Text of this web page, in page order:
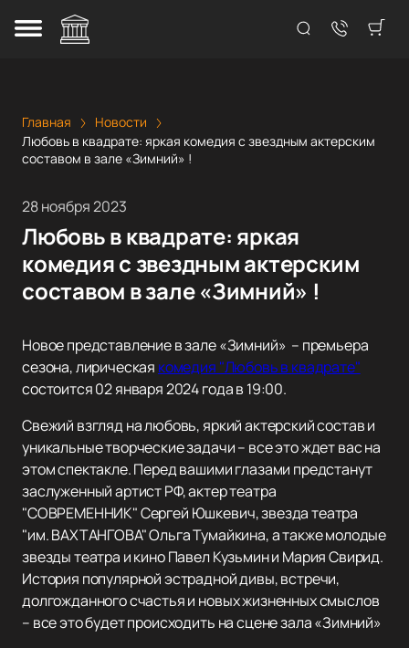
Главная
Новости
Любовь в квадрате: яркая комедия с звездным актерским
составом в зале «Зимний» !
28 ноября 2023
Любовь в квадрате: яркая
комедия с звездным актерским
составом в зале «Зимний» !
Новое представление в зале «Зимний» – премьера
сезона, лирическая комедия "Любовь в квадрате"
состоится 02 января 2024 года в 19:00.
Свежий взгляд на любовь, яркий актерский состав и
уникальные творческие задачи – все это ждет вас на
этом спектакле. Перед вашими глазами предстанут
заслуженный артист РФ, актер театра
"СОВРЕМЕННИК" Сергей Юшкевич, звезда театра
"им. ВАХТАНГОВА" Ольга Тумайкина, а также молодые
звезды театра и кино Павел Кузьмин и Мария Свирид.
История популярной эстрадной дивы, встречи,
долгожданного счастья и новых жизненных смыслов
– все это будет происходить на сцене зала «Зимний»